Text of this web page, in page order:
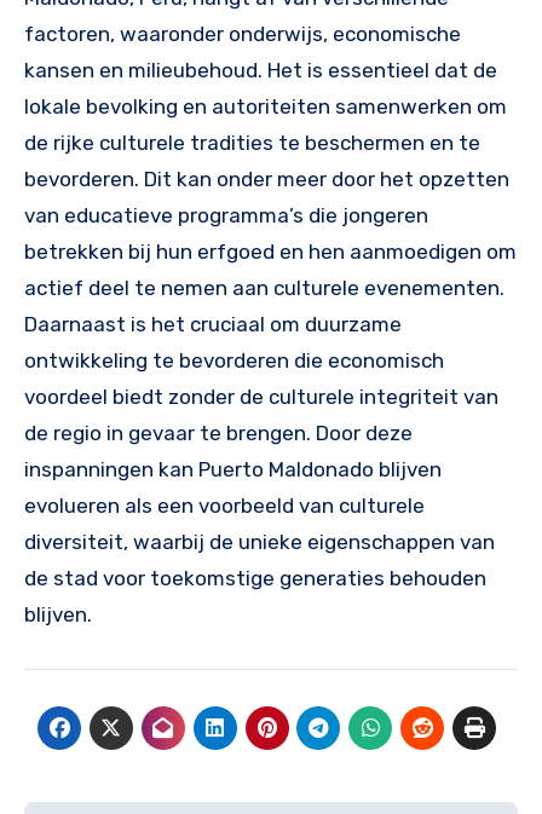
factoren, waaronder onderwijs, economische
kansen en milieubehoud. Het is essentieel dat de
lokale bevolking en autoriteiten samenwerken om
de rijke culturele tradities te beschermen en te
bevorderen. Dit kan onder meer door het opzetten
van educatieve programma’s die jongeren
betrekken bij hun erfgoed en hen aanmoedigen om
actief deel te nemen aan culturele evenementen.
Daarnaast is het cruciaal om duurzame
ontwikkeling te bevorderen die economisch
voordeel biedt zonder de culturele integriteit van
de regio in gevaar te brengen. Door deze
inspanningen kan Puerto Maldonado blijven
evolueren als een voorbeeld van culturele
diversiteit, waarbij de unieke eigenschappen van
de stad voor toekomstige generaties behouden
blijven.